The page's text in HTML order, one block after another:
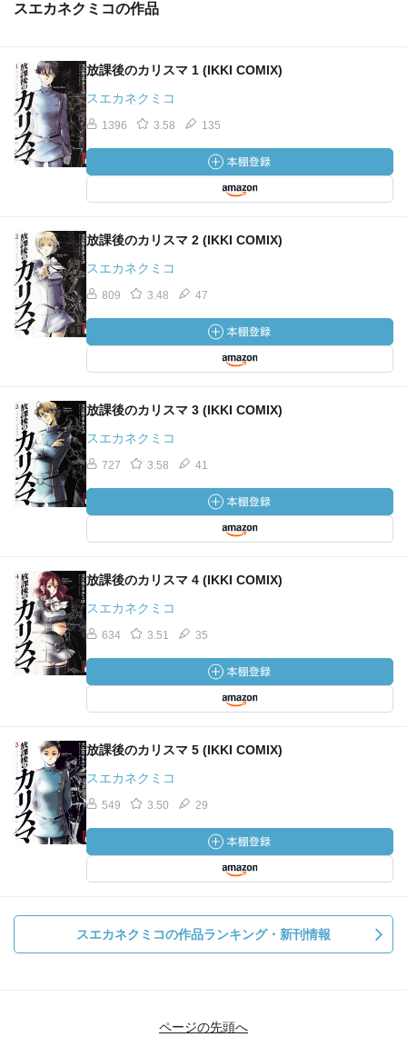
スエカネクミコの作品
放課後のカリスマ 1 (IKKI COMIX)
スエカネクミコ
1396 3.58 135
放課後のカリスマ 2 (IKKI COMIX)
スエカネクミコ
809 3.48 47
放課後のカリスマ 3 (IKKI COMIX)
スエカネクミコ
727 3.58 41
放課後のカリスマ 4 (IKKI COMIX)
スエカネクミコ
634 3.51 35
放課後のカリスマ 5 (IKKI COMIX)
スエカネクミコ
549 3.50 29
スエカネクミコの作品ランキング・新刊情報
ページの先頭へ